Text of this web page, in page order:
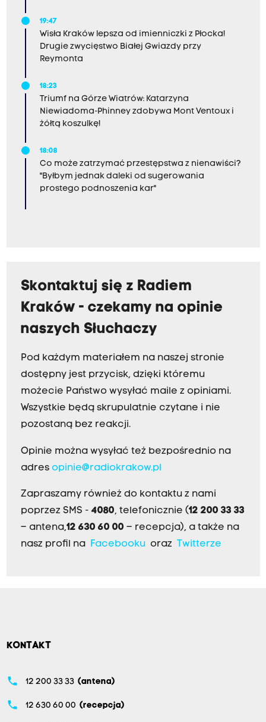
19:47
Wisła Kraków lepsza od imienniczki z Płocka!
Drugie zwycięstwo Białej Gwiazdy przy
Reymonta
18:23
Triumf na Górze Wiatrów: Katarzyna
Niewiadoma-Phinney zdobywa Mont Ventoux i
żółtą koszulkę!
18:08
Co może zatrzymać przestępstwa z nienawiści?
"Byłbym jednak daleki od sugerowania
prostego podnoszenia kar"
Skontaktuj się z Radiem
Kraków - czekamy na opinie
naszych Słuchaczy
Pod każdym materiałem na naszej stronie
dostępny jest przycisk, dzięki któremu
możecie Państwo wysyłać maile z opiniami.
Wszystkie będą skrupulatnie czytane i nie
pozostaną bez reakcji.
Opinie można wysyłać też bezpośrednio na
adres opinie@radiokrakow.pl
Zapraszamy również do kontaktu z nami
poprzez SMS - 4080, telefonicznie (12 200 33 33
– antena,12 630 60 00 – recepcja), a także na
nasz profil na
Facebookuoraz Twitterze
KONTAKT
phone 12 200 33 33 (antena)
phone 12 630 60 00 (recepcja)